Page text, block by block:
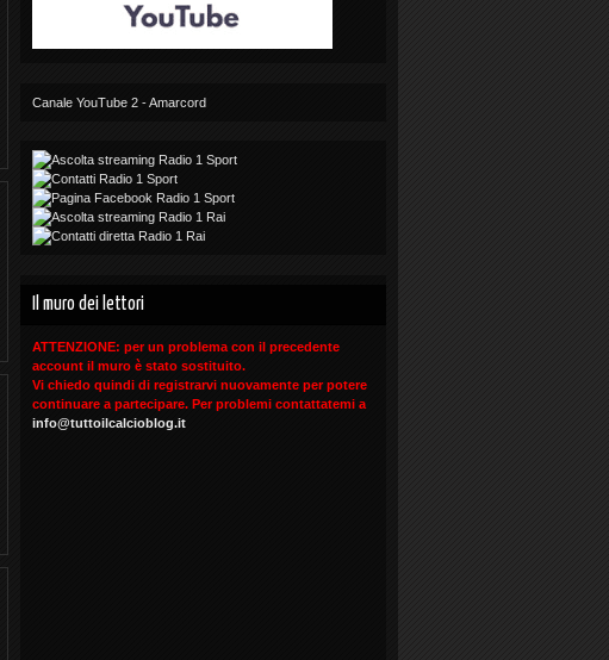
Canale YouTube 2 - Amarcord
Il muro dei lettori
ATTENZIONE: per un problema con il precedente
account il muro è stato sostituito.
Vi chiedo quindi di registrarvi nuovamente per potere
continuare a partecipare. Per problemi contattatemi a
info@tuttoilcalcioblog.it